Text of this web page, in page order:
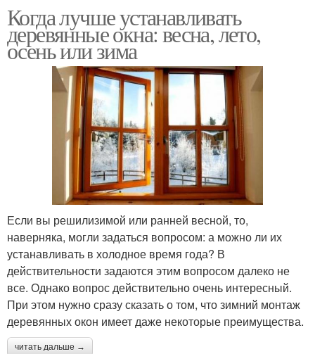
Когда лучше устанавливать
деревянные окна: весна, лето,
осень или зима
Если вы решилизимой или ранней весной, то,
наверняка, могли задаться вопросом: а можно ли их
устанавливать в холодное время года? В
действительности задаются этим вопросом далеко не
все. Однако вопрос действительно очень интересный.
При этом нужно сразу сказать о том, что зимний монтаж
деревянных окон имеет даже некоторые преимущества.
читать дальше →